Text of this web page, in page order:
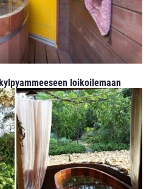
loikoilemaan